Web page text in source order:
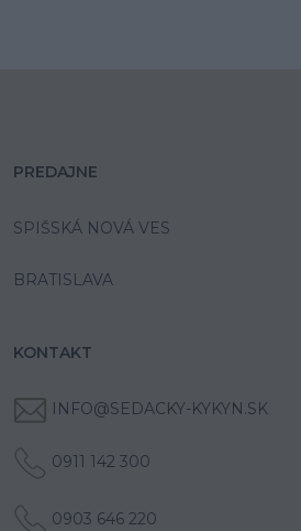
PREDAJNE
SPIŠSKÁ NOVÁ VES
BRATISLAVA
KONTAKT
INFO@SEDACKY-KYKYN.SK
0911 142 300
0903 646 220